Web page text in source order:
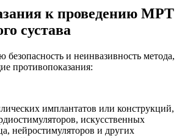
к проведению МРТ
сустава
и неинвазивность метода,
противопоказания:
имплантатов или конструкций,
искусственных
нейростимуляторов и других